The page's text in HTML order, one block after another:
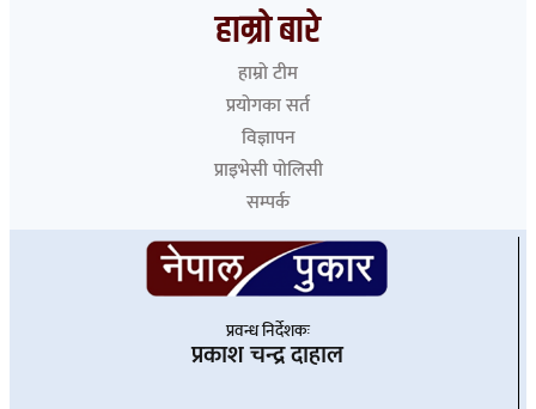
हाम्रो बारे
हाम्रो टीम
प्रयोगका सर्त
विज्ञापन
प्राइभेसी पोलिसी
सम्पर्क
प्रवन्ध निर्देशकः
प्रकाश चन्द्र दाहाल